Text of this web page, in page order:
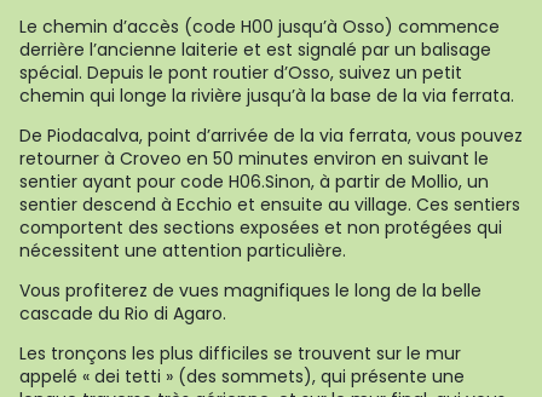
Le chemin d’accès (code H00 jusqu’à Osso) commence
derrière l’ancienne laiterie et est signalé par un balisage
spécial. Depuis le pont routier d’Osso, suivez un petit
chemin qui longe la rivière jusqu’à la base de la via ferrata.
De Piodacalva, point d’arrivée de la via ferrata, vous pouvez
retourner à Croveo en 50 minutes environ en suivant le
sentier ayant pour code H06.Sinon, à partir de Mollio, un
sentier descend à Ecchio et ensuite au village. Ces sentiers
comportent des sections exposées et non protégées qui
nécessitent une attention particulière.
Vous profiterez de vues magnifiques le long de la belle
cascade du Rio di Agaro.
Les tronçons les plus difficiles se trouvent sur le mur
appelé « dei tetti » (des sommets), qui présente une